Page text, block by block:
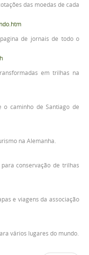
das moedas de cada
de jornais de todo o
em trilhas na
o caminho de Santiago de
na Alemanha.
conservação de trilhas
e viagens da associação
vários lugares do mundo.